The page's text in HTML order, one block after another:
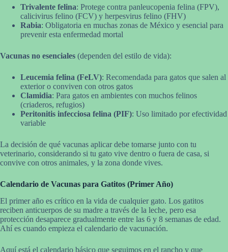
Trivalente felina: Protege contra panleucopenia felina (FPV),
calicivirus felino (FCV) y herpesvirus felino (FHV)
Rabia: Obligatoria en muchas zonas de México y esencial para
prevenir esta enfermedad mortal
Vacunas no esenciales (dependen del estilo de vida):
Leucemia felina (FeLV): Recomendada para gatos que salen al
exterior o conviven con otros gatos
Clamidia: Para gatos en ambientes con muchos felinos
(criaderos, refugios)
Peritonitis infecciosa felina (PIF): Uso limitado por efectividad
variable
La decisión de qué vacunas aplicar debe tomarse junto con tu
veterinario, considerando si tu gato vive dentro o fuera de casa, si
convive con otros animales, y la zona donde vives.
Calendario de Vacunas para Gatitos (Primer Año)
El primer año es crítico en la vida de cualquier gato. Los gatitos
reciben anticuerpos de su madre a través de la leche, pero esa
protección desaparece gradualmente entre las 6 y 8 semanas de edad.
Ahí es cuando empieza el calendario de vacunación.
Aquí está el calendario básico que seguimos en el rancho y que